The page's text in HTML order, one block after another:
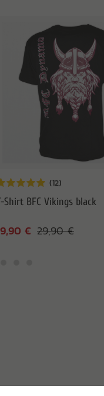
Shirt BFC Vikings black
29,90 €
€